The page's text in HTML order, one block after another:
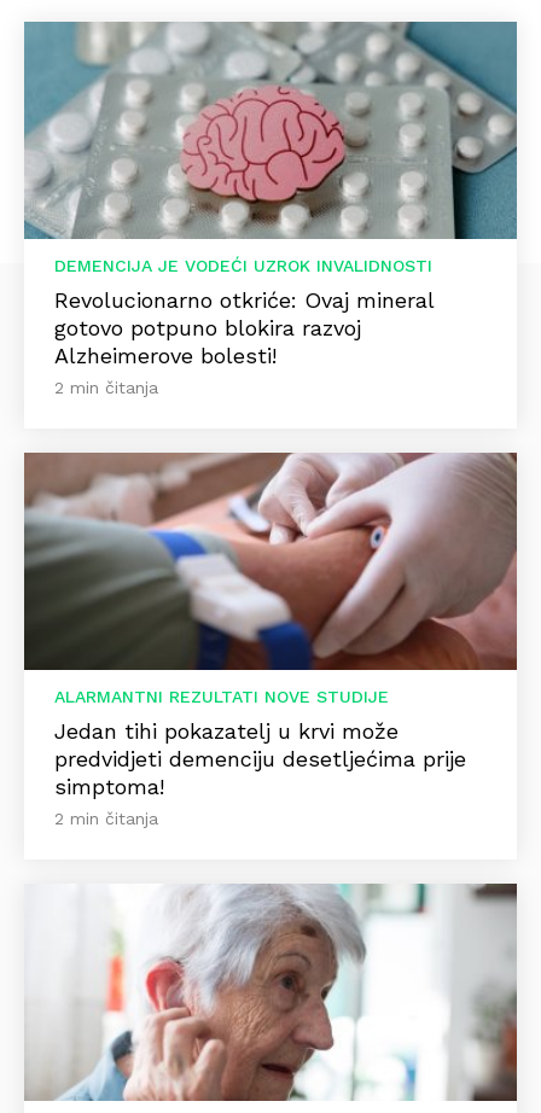
DEMENCIJA JE VODEĆI UZROK INVALIDNOSTI
Revolucionarno otkriće: Ovaj mineral
gotovo potpuno blokira razvoj
Alzheimerove bolesti!
2 min čitanja
ALARMANTNI REZULTATI NOVE STUDIJE
Jedan tihi pokazatelj u krvi može
predvidjeti demenciju desetljećima prije
simptoma!
2 min čitanja